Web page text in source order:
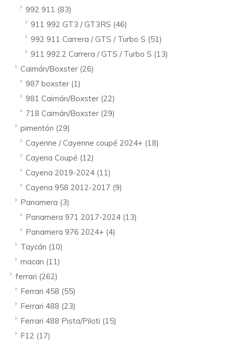
992 911 (83)
911 992 GT3 / GT3RS (46)
992 911 Carrera / GTS / Turbo S (51)
911 992.2 Carrera / GTS / Turbo S (13)
Caimán/Boxster (26)
987 boxster (1)
981 Caimán/Boxster (22)
718 Caimán/Boxster (29)
pimentón (29)
Cayenne / Cayenne coupé 2024+ (18)
Cayena Coupé (12)
Cayena 2019-2024 (11)
Cayena 958 2012-2017 (9)
Panamera (3)
Panamera 971 2017-2024 (13)
Panamera 976 2024+ (4)
Taycán (10)
macan (11)
ferrari (262)
Ferrari 458 (55)
Ferrari 488 (23)
Ferrari 488 Pista/Piloti (15)
F12 (17)